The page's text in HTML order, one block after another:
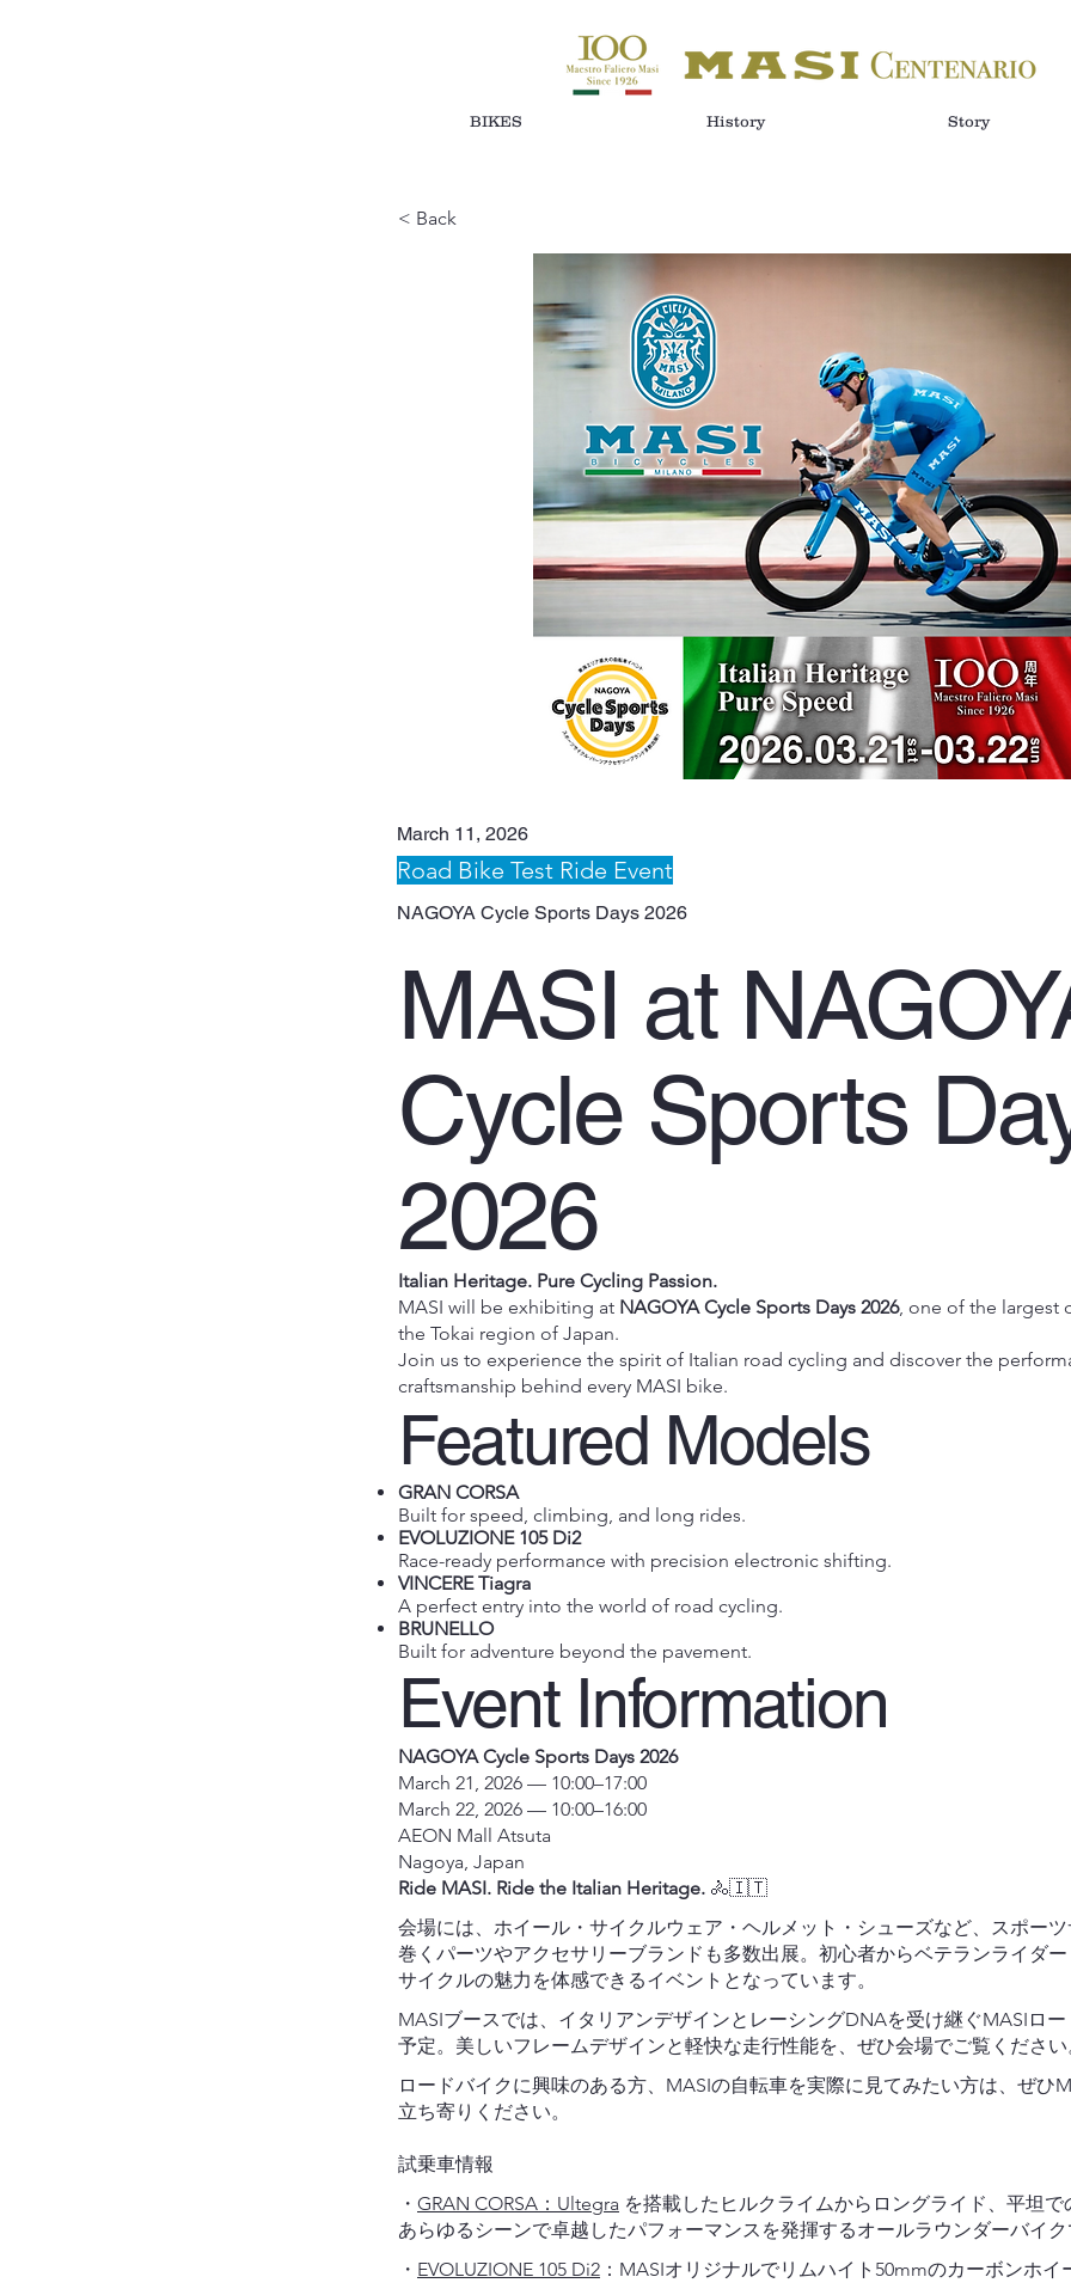
BIKES History Story
< Back
March 11, 2026
Road Bike Test Ride Event
NAGOYA Cycle Sports Days 2026
MASI at
Cycle Sports
2026
Italian Heritage. Pure Cycling Passion.
MASI will be exhibiting at NAGOYA Cycle Sports Days 2026, one of the largest
the Tokai region of Japan.
Join us to experience the spirit of Italian road cycling and discover the
craftsmanship behind every MASI bike.
Featured Models
GRAN CORSA
Built for speed, climbing, and long rides.
EVOLUZIONE 105 Di2
Race-ready performance with precision electronic shifting.
VINCERE Tiagra
A perfect entry into the world of road cycling.
BRUNELLO
Built for adventure beyond the pavement.
Event Information
NAGOYA Cycle Sports Days 2026
March 21, 2026 — 10:00–17:00
March 22, 2026 — 10:00–16:00
AEON Mall Atsuta
Nagoya, Japan
Ride MASI. Ride the Italian Heritage. 🚴🇮🇹
会場には、ホイール・サイクルウェア・ヘルメット・シューズなど、スポー
巻くパーツやアクセサリーブランドも多数出展。初心者からベテランライダ
サイクルの魅力を体感できるイベントとなっています。
MASIブースでは、イタリアンデザインとレーシングDNAを受け継ぐMASIロ
予定。美しいフレームデザインと軽快な走行性能を、ぜひ会場でご覧くださ
ロードバイクに興味のある方、MASIの自転車を実際に見てみたい方は、ぜひ
立ち寄りください。
試乗車情報
・ GRAN CORSA：Ultegra を搭載したヒルクライムからロングライド、平坦
あらゆるシーンで卓越したパフォーマンスを発揮するオールラウンダーバイ
・ EVOLUZIONE 105 Di2 ：MASIオリジナルでリムハイト50mmのカーボンホイ